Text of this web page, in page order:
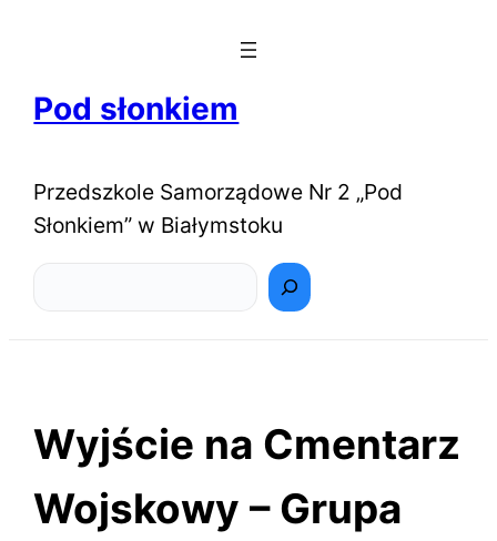
Pod słonkiem
Przedszkole Samorządowe Nr 2 „Pod
Słonkiem” w Białymstoku
Wyjście na Cmentarz
Wojskowy – Grupa